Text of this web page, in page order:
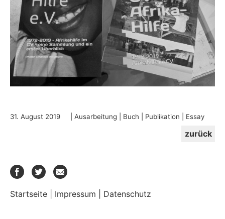
31. August 2019 | Ausarbeitung Buch Publikation Essay
zurück
Startseite Impressum Datenschutz